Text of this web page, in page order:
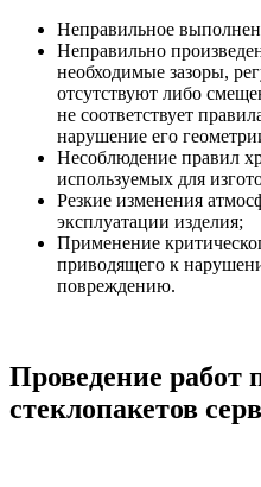
Неправильное
Неправильно
необходимые зазоры,
отсутствуют либо
не соответствует
нарушение его
Несоблюдение правил
используемых для
Резкие изменения
эксплуатации изделия;
Применение
приводящего к
повреждению.
Проведение работ
стеклопакетов